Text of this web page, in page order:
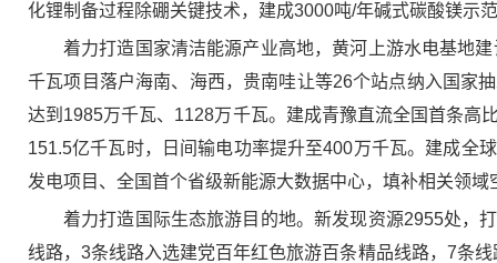
化锂制备过程除硼关键技术，建成3000吨/年碱式碳酸镁示
着力打造国家清洁能源产业高地，黄河上游水电基地
千瓦项目落户海南、海西，贵南哇让等26个站点纳入国家
达到1985万千瓦、1128万千瓦。建成青豫直流全国首条高
151.5亿千瓦时，日间输电功率提升至400万千瓦。建成全
发电项目、全国首个省级新能源大数据中心，填补相关领域
着力打造国际生态旅游目的地。新发现资源2955处，
线路，3条线路入选建党百年红色旅游百条精品线路，7条